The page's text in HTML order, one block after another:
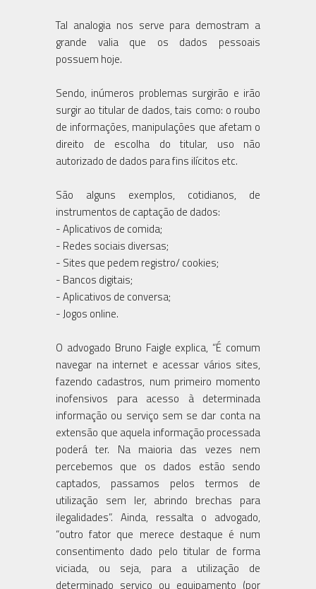
Tal analogia nos serve para demostram a
grande valia que os dados pessoais
possuem hoje.
Sendo, inúmeros problemas surgirão e irão
surgir ao titular de dados, tais como: o roubo
de informações, manipulações que afetam o
direito de escolha do titular, uso não
autorizado de dados para fins ilícitos etc.
São alguns exemplos, cotidianos, de
instrumentos de captação de dados:
- Aplicativos de comida;
- Redes sociais diversas;
- Sites que pedem registro/ cookies;
- Bancos digitais;
- Aplicativos de conversa;
- Jogos online.
O advogado Bruno Faigle explica, “É comum
navegar na internet e acessar vários sites,
fazendo cadastros, num primeiro momento
inofensivos para acesso à determinada
informação ou serviço sem se dar conta na
extensão que aquela informação processada
poderá ter. Na maioria das vezes nem
percebemos que os dados estão sendo
captados, passamos pelos termos de
utilização sem ler, abrindo brechas para
ilegalidades”. Ainda, ressalta o advogado,
“outro fator que merece destaque é num
consentimento dado pelo titular de forma
viciada, ou seja, para a utilização de
determinado serviço ou equipamento (por